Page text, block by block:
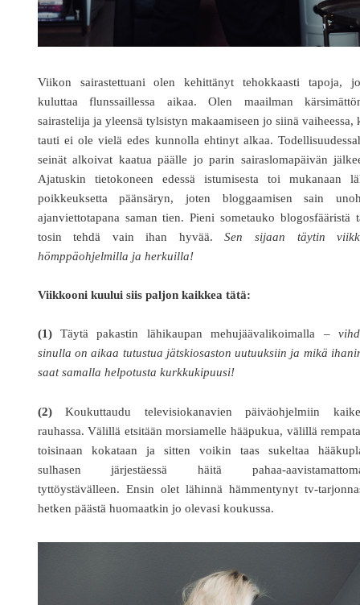
Viikon sairastettuani olen kehittänyt tehokkaasti tapoja,
kuluttaa flunssaillessa aikaa. Olen maailman
sairastelija ja yleensä tylsistyn makaamiseen jo siinä vaiheessa,
tauti ei ole vielä edes kunnolla ehtinyt alkaa.
seinät alkoivat kaatua päälle jo parin sairaslomapäivän
Ajatuskin tietokoneen edessä istumisesta toi mukanaan
poikkeuksetta päänsäryn, joten bloggaamisen sain
ajanviettotapana saman tien. Pieni sometauko blogosfääristä
tosin tehdä vain ihan hyvää.Sen sijaan täytin
hömppäohjelmilla ja herkuilla!
Viikkooni kuului siis paljon kaikkea tätä:
(1)Täytä pakastin lähikaupan mehujäävalikoimalla –
sinulla on aikaa tutustua jätskiosaston uutuuksiin ja mikä
saat samalla helpotusta kurkkukipuusi!
(2)Koukuttaudu televisiokanavien päiväohjelmiin
rauhassa. Välillä etsitään morsiamelle hääpukua, välillä
toisinaan kokataan ja sitten voikin taas sukeltaa
sulhasen järjestäessä häitä pahaa-
tyttöystävälleen. Ensin olet lähinnä hämmentynyt tv-
hetken päästä huomaatkin jo olevasi koukussa.